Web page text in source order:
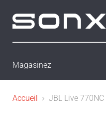
Magasinez
Accueil JBL Live